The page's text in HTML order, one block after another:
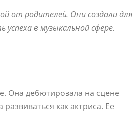
от родителей. Они создали для
в музыкальной сфере.
Она дебютировала на сцене
как актриса. Ее